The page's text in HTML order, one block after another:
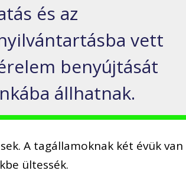
és az
vett
benyújtását
állhatnak.
A tagállamoknak két évük van
ültessék.